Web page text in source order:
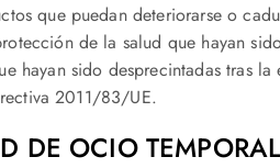
que puedan deteriorarse o
de la salud que hayan
hayan sido desprecintadas tras la
2011/83/UE.
DE OCIO TEMPORAL